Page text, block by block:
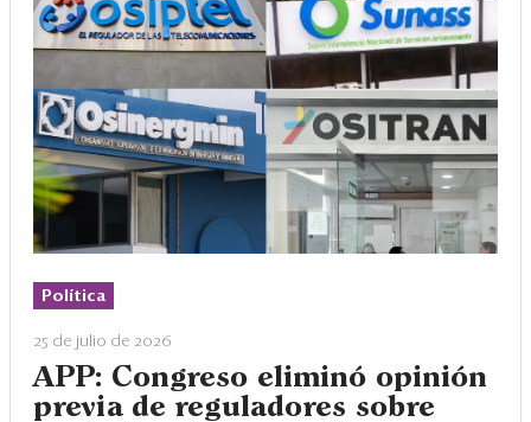
Política
25 de julio de 2026
APP: Congreso eliminó opinión
previa de reguladores sobre